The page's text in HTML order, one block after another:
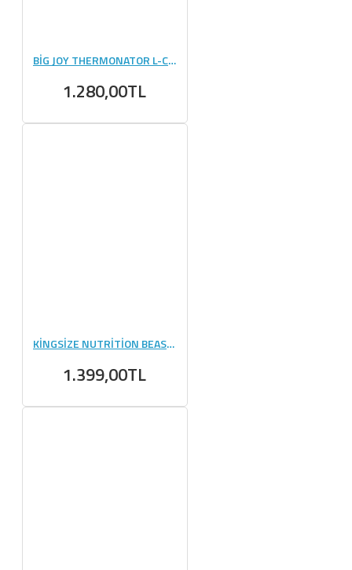
BİG JOY THERMONATOR L-CARNİTİNE 3000 MG - 20 AMPUL
1.280,00TL
KİNGSİZE NUTRİTİON BEAST MODE 1000 GR PORTAKAL
1.399,00TL